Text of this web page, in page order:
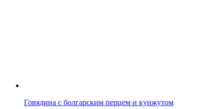
Говядина с болгарским перцем и кунжутом